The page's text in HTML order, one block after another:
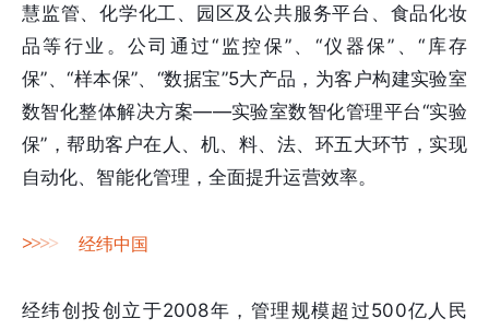
慧监管、化学化工、园区及公共服务平台、食品化妆
品等行业。公司通过“监控保”、“仪器保”、“库存
保”、“样本保”、“数据宝”5大产品，为客户构建实验室
数智化整体解决方案——实验室数智化管理平台“实验
保”，帮助客户在人、机、料、法、环五大环节，实现
自动化、智能化管理，全面提升运营效率。
>>>> 经纬中国
经纬创投创立于2008年，管理规模超过500亿人民